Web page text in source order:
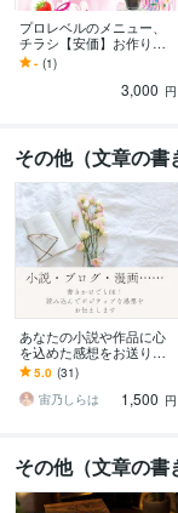
プロレベルのメニュー、
チラシ【安価】お作りし
ます テイクアウトメニュ
ーやPOP、写真も一眼レ
- (1)
3,000 円
その他（文章の
あなたの小説や作品に心
を込めた感想をお送りし
ます 書きかけでもOK！読
み込んでポジティブな感
想をお伝えします！
5.0 (31)
宙乃しらは
1,500 円
その他（文章の